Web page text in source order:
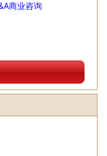
商业咨询